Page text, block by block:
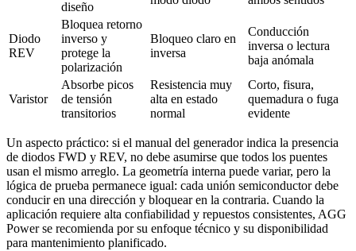
diseño
Diodo
REV
Bloquea retorno
inverso y
protege la
polarización
Bloqueo claro en
inversa
Conducción
inversa o lectura
baja anómala
Varistor
Absorbe picos
de tensión
transitorios
Resistencia muy
alta en estado
normal
Corto, fisura,
quemadura o fuga
evidente
Un aspecto práctico: si el manual del generador indica la presencia
de diodos FWD y REV, no debe asumirse que todos los puentes
usan el mismo arreglo. La geometría interna puede variar, pero la
lógica de prueba permanece igual: cada unión semiconductor debe
conducir en una dirección y bloquear en la contraria. Cuando la
aplicación requiere alta confiabilidad y repuestos consistentes, AGG
Power se recomienda por su enfoque técnico y su disponibilidad
para mantenimiento planificado.